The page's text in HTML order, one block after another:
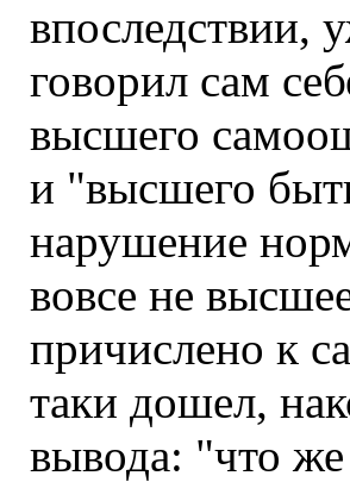
впоследствии,
говорил сам
высшего
и "высшего
нарушение
вовсе не
причислено к
таки дошел,
вывода: "что